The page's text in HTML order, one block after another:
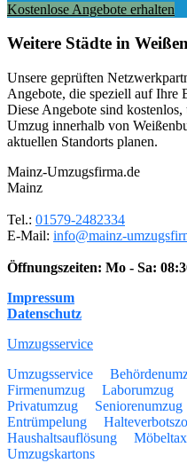
Kostenlose Angebote erhalten
Weitere Städte in
Unsere geprüften
Angebote, die speziell auf Ihre
Diese Angebote sind
Umzug innerhalb von
aktuellen Standorts planen.
Mainz-Umzugsfirma.de
Mainz
Tel.: 01579-2482334
E-Mail: info@mainz-
Öffnungszeiten: Mo - Sa:
Impressum
Datenschutz
Umzugsservice
Umzugsservice
Firmenumzug
Laborumzug
Privatumzug
Seniorenumzug
Entrümpelung
Haushaltsauflösung
Umzugskartons